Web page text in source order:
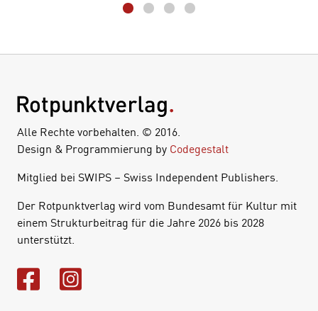
Alle Rechte vorbehalten. © 2016.
Design & Programmierung by Codegestalt
Mitglied bei SWIPS – Swiss Independent Publishers.
Der Rotpunktverlag wird vom Bundesamt für Kultur mit
einem Strukturbeitrag für die Jahre 2026 bis 2028
unterstützt.